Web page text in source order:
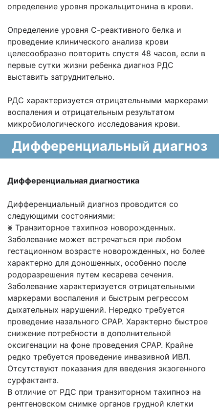
определение уровня прокальцитонина в крови.
Определение уровня С-реактивного белка и
проведение клинического анализа крови
целесообразно повторить спустя 48 часов, если в
первые сутки жизни ребенка диагноз РДС
выставить затруднительно.
РДС характеризуется отрицательными маркерами
воспаления и отрицательным результатом
микробиологического исследования крови.
Дифференциальный диагноз
Дифференциальная диагностика
Дифференциальный диагноз проводится со
следующими состояниями:
⨳ Транзиторное тахипноэ новорожденных.
Заболевание может встречаться при любом
гестационном возрасте новорожденных, но более
характерно для доношенных, особенно после
родоразрешения путем кесарева сечения.
Заболевание характеризуется отрицательными
маркерами воспаления и быстрым регрессом
дыхательных нарушений. Нередко требуется
проведение назального СРАР. Характерно быстрое
снижение потребности в дополнительной
оксигенации на фоне проведения СРАР. Крайне
редко требуется проведение инвазивной ИВЛ.
Отсутствуют показания для введения экзогенного
сурфактанта.
В отличие от РДС при транзиторном тахипноэ на
рентгеновском снимке органов грудной клетки